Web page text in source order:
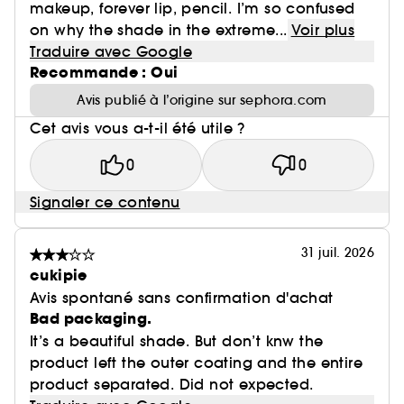
makeup, forever lip, pencil. I’m so confused
on why the shade in the extreme... Voir plus
Traduire avec Google
Recommande : Oui
Avis publié à l’origine sur sephora.com
Cet avis vous a-t-il été utile ?
0 0
Signaler ce contenu
31 juil. 2026
cukipie
Avis spontané sans confirmation d'achat
Bad packaging.
It’s a beautiful shade. But don’t knw the
product left the outer coating and the entire
product separated. Did not expected.